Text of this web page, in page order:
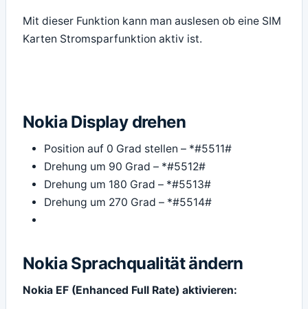
Mit dieser Funktion kann man auslesen ob eine SIM
Karten Stromsparfunktion aktiv ist.
Nokia Display drehen
Position auf 0 Grad stellen – *#5511#
Drehung um 90 Grad – *#5512#
Drehung um 180 Grad – *#5513#
Drehung um 270 Grad – *#5514#
Nokia Sprachqualität ändern
Nokia EF (Enhanced Full Rate) aktivieren: